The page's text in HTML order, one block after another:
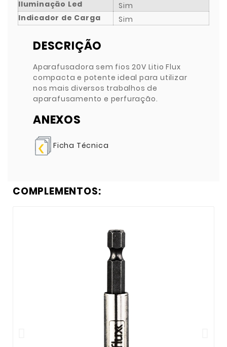
Iluminação Led
Sim
Indicador de Carga
Sim
DESCRIÇÃO
Aparafusadora sem fios 20V Litio Flux
compacta e potente ideal para utilizar
nos mais diversos trabalhos de
aparafusamento e perfuração.
ANEXOS
Ficha Técnica
COMPLEMENTOS: